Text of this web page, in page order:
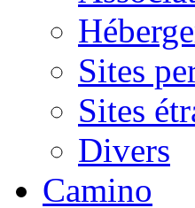
Sites
Sites
Divers
Camino